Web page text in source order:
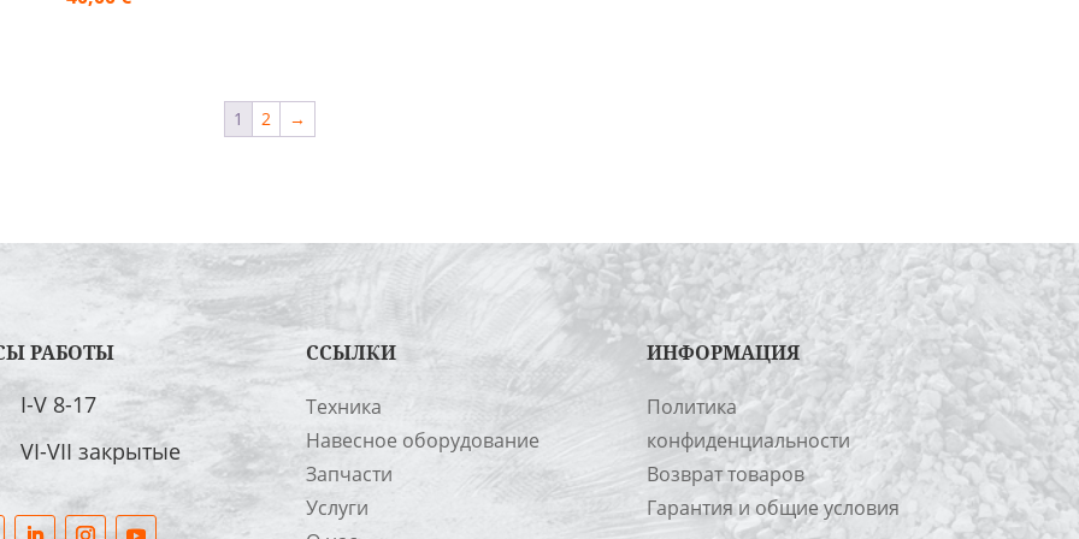
1 2 →
РАБОТЫ
I-V 8-17
VI-VII закрытые
ССЫЛКИ
Техника
Навесное оборудование
Запчасти
Услуги
ИНФОРМАЦИЯ
Политика
конфиденциальности
Возврат товаров
Гарантия и общие условия